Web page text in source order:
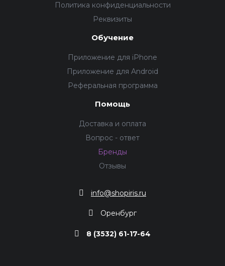
Политика конфиденциальности
Реквизиты
Обучение
Приложение для iPhone
Приложение для Android
Реферальная программа
Помощь
Доставка и оплата
Вопрос - ответ
Бренды
Отзывы
info@shopiris.ru
Оренбург
8 (3532) 61-17-64